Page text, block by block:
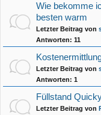
Wie bekomme
besten warm
Letzter Beitrag von
Antworten: 11
Letzter Beitrag von
Antworten: 1
Füllstand
Letzter Beitrag von